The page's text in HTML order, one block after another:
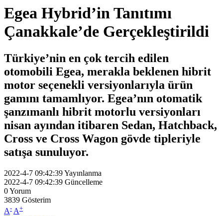
Egea Hybrid’in Tanıtımı
Çanakkale’de Gerçekleştirildi
Türkiye’nin en çok tercih edilen
otomobili Egea, merakla beklenen hibrit
motor seçenekli versiyonlarıyla ürün
gamını tamamlıyor. Egea’nın otomatik
şanzımanlı hibrit motorlu versiyonları
nisan ayından itibaren Sedan, Hatchback,
Cross ve Cross Wagon gövde tipleriyle
satışa sunuluyor.
2022-4-7 09:42:39Yayınlanma
2022-4-7 09:42:39 Güncelleme
0Yorum
3839 Gösterim
A- A+